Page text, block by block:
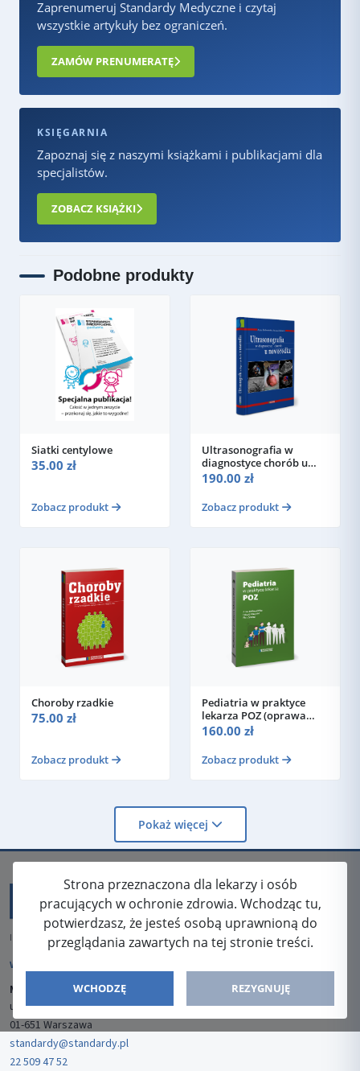
Zaprenumeruj Standardy Medyczne i czytaj
wszystkie artykuły bez ograniczeń.
ZAMÓW PRENUMERATĘ
KSIĘGARNIA
Zapoznaj się z naszymi książkami i publikacjami dla
specjalistów.
ZOBACZ KSIĄŻKI
Podobne produkty
Siatki centylowe
35.00 zł
Zobacz produkt
Ultrasonografia w
diagnostyce chorób u
noworodka
190.00 zł
Zobacz produkt
Choroby rzadkie
75.00 zł
Zobacz produkt
Pediatria w praktyce
lekarza POZ (oprawa
miękka)
160.00 zł
Zobacz produkt
Pokaż więcej
Strona przeznaczona dla lekarzy i osób
pracujących w ochronie zdrowia. Wchodząc tu,
potwierdzasz, że jesteś osobą uprawnioną do
przeglądania zawartych na tej stronie treści.
WCHODZĘ REZYGNUJĘ
ISSN: 2080-5438
WYDAWCA
Media-Press Sp. z o.o.
ul. Gwiaździsta 7B/8
01-651 Warszawa
standardy@standardy.pl
22 509 47 52